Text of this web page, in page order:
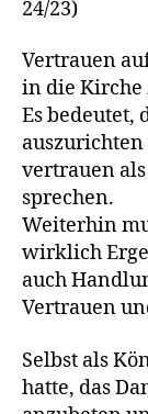
24/23)
Vertrauen
in die Kirche
Es bedeutet,
vertrauen
sprechen.
Weiterhin
wirklich
auch
Vertrauen
Selbst als
hatte, das